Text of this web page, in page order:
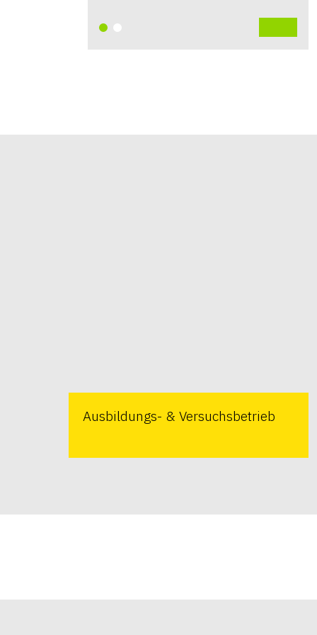
Ausbildungs- & Versuchsbetrieb